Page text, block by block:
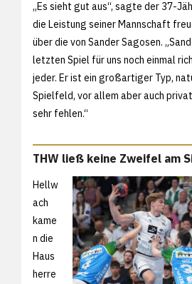
„Es sieht gut aus“, sagte der 37-
die Leistung seiner Mannschaft
über die von Sander Sagosen.
letzten Spiel für uns noch einmal
jeder. Er ist ein großartiger Typ,
Spielfeld, vor allem aber auch
sehr fehlen.“
THW ließ keine Zweifel am
Hellw
ach
kame
n die
Haus
herre